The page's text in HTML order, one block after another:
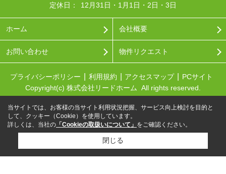
定休日：
12月31日・1月1日・2日・3日
ホーム 会社概要
お問い合わせ 物件リクエスト
プライバシーポリシー 利用規約 アクセスマップ
PCサイト
Copyright(c) 株式会社リードホーム All rights reserved.
当サイトでは、お客様の当サイト利用状況把握、サービス向上検討を目的と
して、クッキー（Cookie）を使用しています。
詳しくは、当社の 「Cookieの取扱いについて」 をご確認ください。
閉じる